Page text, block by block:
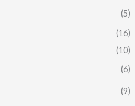
(5)
(16)
(10)
(6)
(9)